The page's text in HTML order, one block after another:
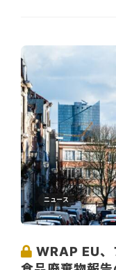
ニュース
WRAP EU、